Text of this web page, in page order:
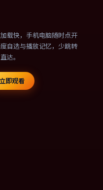
载快，手机电脑随时点开
自选与播放记忆，少跳转
达。
立即观看